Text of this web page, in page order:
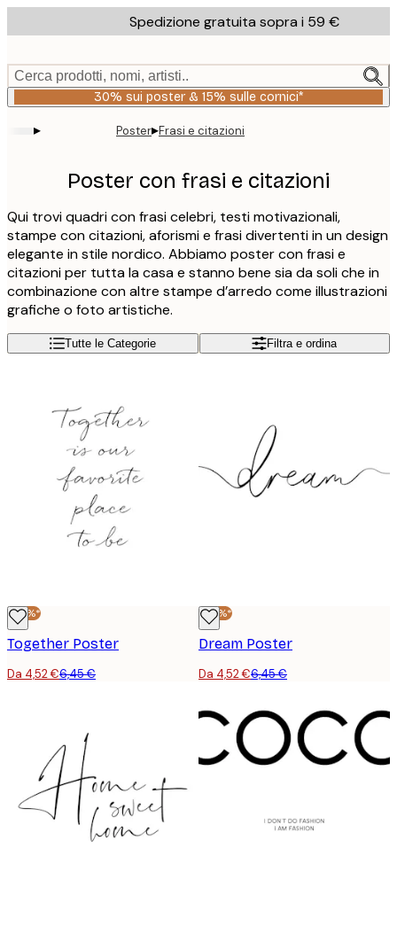
to
content.
Spedizione gratuita sopra i 59 €
Cerca prodotti, nomi, artisti..
30% sui poster & 15% sulle cornici*
▸ Poster▸Frasi e citazioni
Poster con frasi e citazioni
Qui trovi quadri con frasi celebri, testi motivazionali,
stampe con citazioni, aforismi e frasi divertenti in un design
elegante in stile nordico. Abbiamo poster con frasi e
citazioni per tutta la casa e stanno bene sia da soli che in
combinazione con altre stampe d’arredo come illustrazioni
grafiche o foto artistiche.
Tutte le Categorie Filtra e ordina
-30%*
Together Poster
Da 4,52 €6,45 €
-30%*
Dream Poster
Da 4,52 €6,45 €